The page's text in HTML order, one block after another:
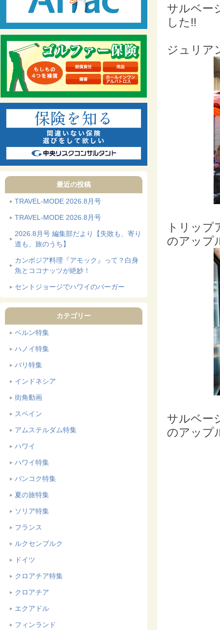
最近の投稿
TRAVEL-MODE 2026.8月号
TRAVEL-MODE 2026.8月号
2026.8月号 編集部だより【失敗も、寄り
道も、旅のうち】
カンボジア料理『アモック』って？白身
魚とココナッツが絶妙！
セントジョージでハワイのバーガー
カテゴリー
ベルン特集
ハノイ特集
バリ特集
インドネシア
街角動画
スペイン
アムステルダム特集
ハワイ
ハワイ特集
バンコク特集
夏の旅特集
ソリア特集
フランス
ルクセンブルク
ドイツ
クロアチア特集
クロアチア
エクアドル
フィンランド
サルベー
した!!
ジュリア
トリッ
のアップ
サルベー
のアップ